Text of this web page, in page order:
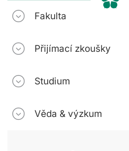
Fakulta
Přijímací zkoušky
Studium
Věda & výzkum